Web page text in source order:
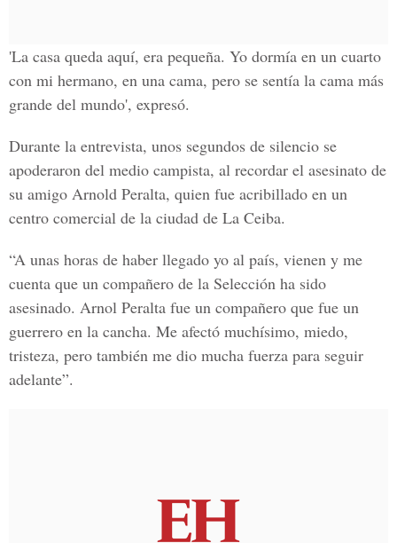
'La casa queda aquí, era pequeña. Yo dormía en un cuarto
con mi hermano, en una cama, pero se sentía la cama más
grande del mundo', expresó.
Durante la entrevista, unos segundos de silencio se
apoderaron del medio campista, al recordar el asesinato de
su amigo Arnold Peralta, quien fue acribillado en un
centro comercial de la ciudad de La Ceiba.
“A unas horas de haber llegado yo al país, vienen y me
cuenta que un compañero de la Selección ha sido
asesinado. Arnol Peralta fue un compañero que fue un
guerrero en la cancha. Me afectó muchísimo, miedo,
tristeza, pero también me dio mucha fuerza para seguir
adelante”.